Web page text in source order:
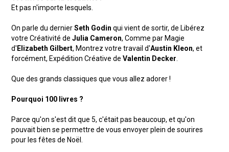
Et pas n'importe lesquels.
On parle du dernierSeth Godin qui vient de sortir, de Libérez
votre Créativité deJulia Cameron, Comme par Magie
d' Elizabeth Gilbert, Montrez votre travail d'Austin Kleon, et
forcément, Expédition Créative deValentin Decker
Que des grands classiques que vous allez adorer !
Pourquoi 100 livres ?
Parce qu'on s'est dit que 5, c'était pas beaucoup, et qu'on
pouvait bien se permettre de vous envoyer plein de sourires
pour les fêtes de Noël.